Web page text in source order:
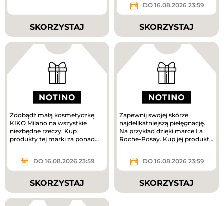
SKORZYSTAJ
DO 16.08.2026 23:59
SKORZYSTAJ
Zdobądź małą kosmetyczkę
KIKO Milano na wszystkie
niezbędne rzeczy. Kup
produkty tej marki za ponad
DO 16.08.2026 23:59
SKORZYSTAJ
Zapewnij swojej skórze
najdelikatniejszą pielęgnację.
Na przykład dzięki marce La
Roche-Posay. Kup jej produkty
DO 16.08.2026 23:59
SKORZYSTAJ